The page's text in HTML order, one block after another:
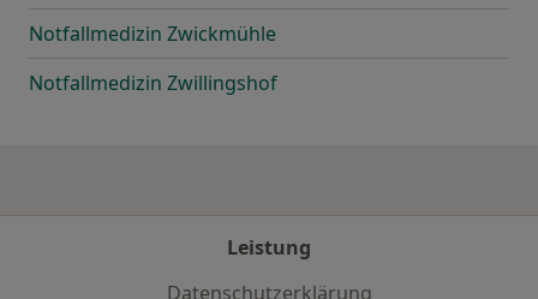
Notfallmedizin Zwickmühle
Notfallmedizin Zwillingshof
Leistung
Datenschutzerklärung